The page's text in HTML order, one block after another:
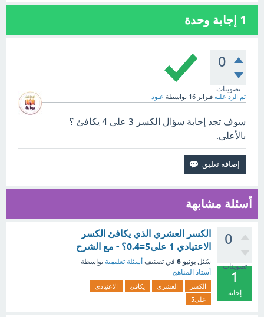
1 إجابة وحدة
0
تصويتات
تم الرد عليه فبراير 16 بواسطة عبود
سوف تجد إجابة سؤال الكسر 3 على 4 يكافئ ؟
بالأعلى.
أسئلة مشابهة
0
تصويتات
1
إجابة
الكسر العشري الذي يكافئ الكسر
الاعتيادي 1 على‫5‏=0.4‬؟ - مع الشرح
سُئل يونيو 6 في تصنيف أسئلة تعليمية بواسطة
أستاذ المناهج
الكسر العشري يكافئ
الاعتيادي
على‫5